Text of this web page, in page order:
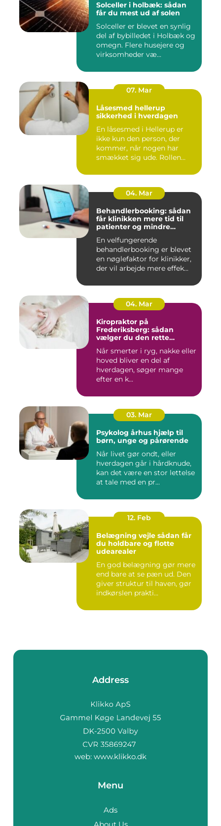
Solceller i holbæk: sådan
får du mest ud af solen
Solceller er blevet en synlig
del af bybilledet i Holbæk og
omegn. Flere husejere og
virksomheder væ...
07. Mar
Låsesmed hellerup
sikkerhed i hverdagen
En låsesmed i Hellerup er
ikke kun den person, der
kommer, når nogen har
smækket sig ude. Rollen
04. Mar
Behandlerbooking: sådan
får klinikken mere tid til
patienter og mindre
En velfungerende
behandlerbooking er blevet
en nøglefaktor for klinikker,
der vil arbejde mere effek...
04. Mar
Kiropraktor på
Frederiksberg: sådan
vælger du den rette
Når smerter i ryg, nakke eller
hoved bliver en del af
hverdagen, søger mange
efter en k...
03. Mar
Psykolog århus hjælp til
børn, unge og pårørende
Når livet gør ondt, eller
hverdagen går i hårdknude,
kan det være en stor lettelse
at tale med en pr...
12. Feb
Belægning vejle sådan får
du holdbare og flotte
udearealer
En god belægning gør mere
end bare at se pæn ud. Den
giver struktur til haven, gør
indkørslen prakti...
Address
web: www.klikko.dk
Menu
Ads